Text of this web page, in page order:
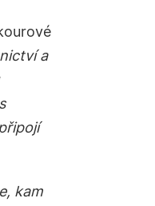
a
kam